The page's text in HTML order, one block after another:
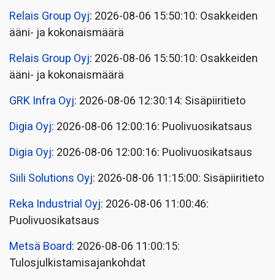
Relais Group Oyj: 2026-08-06 15:50:10: Osakkeiden
ääni- ja kokonaismäärä
Relais Group Oyj: 2026-08-06 15:50:10: Osakkeiden
ääni- ja kokonaismäärä
GRK Infra Oyj: 2026-08-06 12:30:14: Sisäpiiritieto
Digia Oyj: 2026-08-06 12:00:16: Puolivuosikatsaus
Digia Oyj: 2026-08-06 12:00:16: Puolivuosikatsaus
Siili Solutions Oyj: 2026-08-06 11:15:00: Sisäpiiritieto
Reka Industrial Oyj: 2026-08-06 11:00:46:
Puolivuosikatsaus
Metsä Board: 2026-08-06 11:00:15:
Tulosjulkistamisajankohdat